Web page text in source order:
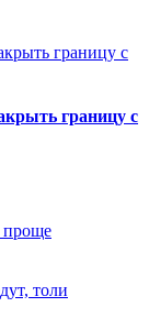
границу с